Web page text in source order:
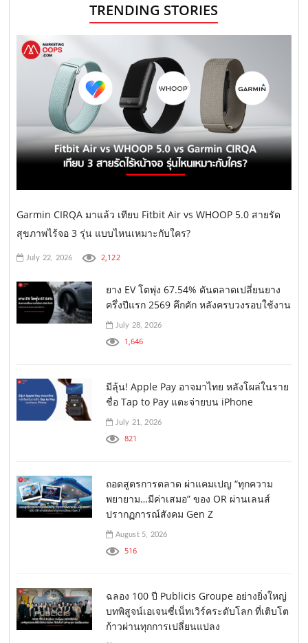
TRENDING STORIES
Garmin CIRQA มาแล้ว เทียบ Fitbit Air vs WHOOP 5.0 สายรัด
สุขภาพไร้จอ 3 รุ่น แบบไหนเหมาะกับใคร?
July 22, 2026 2,122
ยาง EV โตพุ่ง 67.54% ดันตลาดเปลี่ยนยาง
ครึ่งปีแรก 2569 คึกคัก หลังครบวงรอบใช้งาน
July 28, 2026
1,646
มีลุ้น! Apple Pay อาจมาไทย หลังโผล่ในราย
ชื่อ Tap to Pay แตะจ่ายบน iPhone
July 21, 2026
821
ถอดสูตรการตลาด ผ่าแคมเปญ “ทุกความ
พยายาม…มีค่าเสมอ” ของ OR ผ่านเลนส์
ปรากฏการณ์สังคม Gen Z
August 5, 2026
516
ฉลอง 100 ปี Publicis Groupe อย่างยิ่งใหญ่
บทพิสูจน์เอเจนซี่เน็ทเวิร์คระดับโลก ที่เติบโต
ก้าวผ่านทุกการเปลี่ยนแปลง